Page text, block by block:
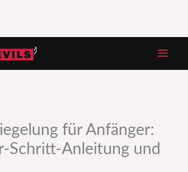
für Anfänger:
Schritt-Anleitung und